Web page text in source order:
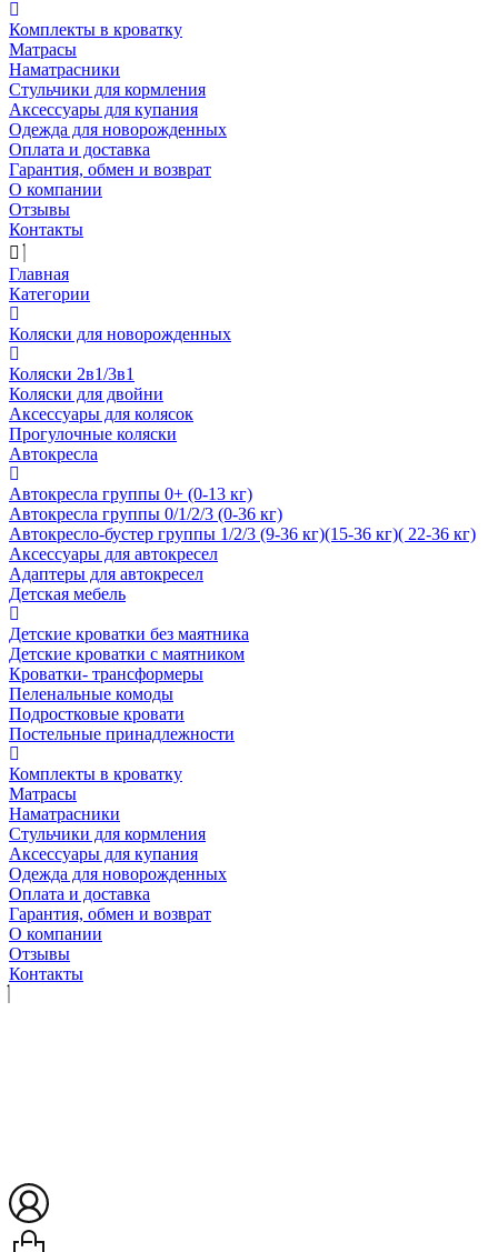
Комплекты в кроватку
Матрасы
Наматрасники
Стульчики для кормления
Аксессуары для купания
Одежда для новорожденных
Оплата и доставка
Гарантия, обмен и возврат
О компании
Отзывы
Контакты
Главная
Категории
Коляски для новорожденных
Коляски 2в1/3в1
Коляски для двойни
Аксессуары для колясок
Прогулочные коляски
Автокресла
Автокресла группы 0+ (0-13 кг)
Автокресла группы 0/1/2/3 (0-36 кг)
Автокресло-бустер группы 1/2/3 (9-36 кг)(15-36 кг)( 22-36 кг)
Аксессуары для автокресел
Адаптеры для автокресел
Детская мебель
Детские кроватки без маятника
Детские кроватки с маятником
Кроватки- трансформеры
Пеленальные комоды
Подростковые кровати
Постельные принадлежности
Комплекты в кроватку
Матрасы
Наматрасники
Стульчики для кормления
Аксессуары для купания
Одежда для новорожденных
Оплата и доставка
Гарантия, обмен и возврат
О компании
Отзывы
Контакты